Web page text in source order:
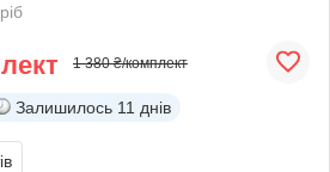
1 380 ₴/комплект
Залишилось 11 днів